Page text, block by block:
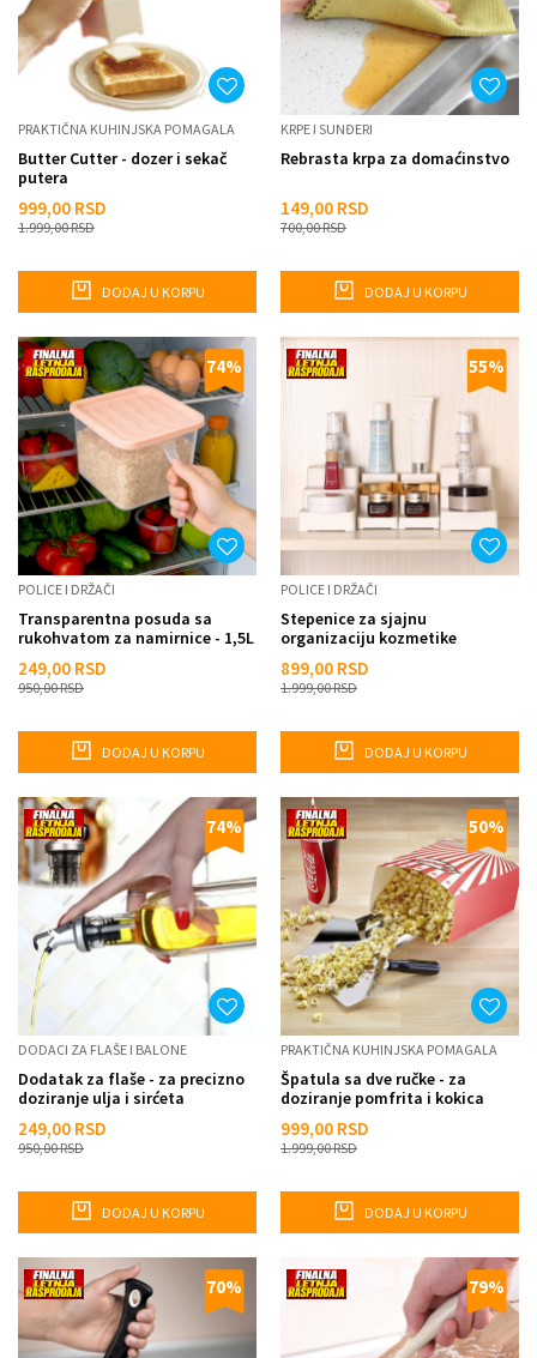
PRAKTIČNA KUHINJSKA POMAGALA
Butter Cutter - dozer i sekač
putera
999,00 RSD
1.999,00RSD
DODAJ U KORPU
KRPE I SUNĐERI
Rebrasta krpa za domaćinstvo
149,00 RSD
700,00RSD
DODAJ U KORPU
74%
POLICE I DRŽAČI
Transparentna posuda sa
rukohvatom za namirnice - 1,5L
249,00 RSD
950,00RSD
DODAJ U KORPU
55%
POLICE I DRŽAČI
Stepenice za sjajnu
organizaciju kozmetike
899,00 RSD
1.999,00RSD
DODAJ U KORPU
74%
DODACI ZA FLAŠE I BALONE
Dodatak za flaše - za precizno
doziranje ulja i sirćeta
249,00 RSD
950,00RSD
DODAJ U KORPU
50%
PRAKTIČNA KUHINJSKA POMAGALA
Špatula sa dve ručke - za
doziranje pomfrita i kokica
999,00 RSD
1.999,00RSD
DODAJ U KORPU
70% 79%